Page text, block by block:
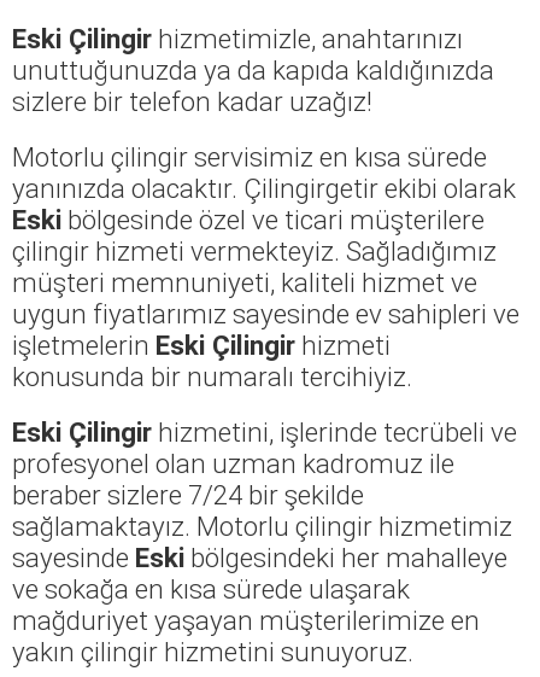
Eski Çilingir hizmetimizle, anahtarınızı
unuttuğunuzda ya da kapıda kaldığınızda
sizlere bir telefon kadar uzağız!
Motorlu çilingir servisimiz en kısa sürede
yanınızda olacaktır. Çilingirgetir ekibi olarak
Eski bölgesinde özel ve ticari müşterilere
çilingir hizmeti vermekteyiz. Sağladığımız
müşteri memnuniyeti, kaliteli hizmet ve
uygun fiyatlarımız sayesinde ev sahipleri ve
işletmelerin Eski Çilingir hizmeti
konusunda bir numaralı tercihiyiz.
Eski Çilingir hizmetini, işlerinde tecrübeli ve
profesyonel olan uzman kadromuz ile
beraber sizlere 7/24 bir şekilde
sağlamaktayız. Motorlu çilingir hizmetimiz
sayesinde Eski bölgesindeki her mahalleye
ve sokağa en kısa sürede ulaşarak
mağduriyet yaşayan müşterilerimize en
yakın çilingir hizmetini sunuyoruz.